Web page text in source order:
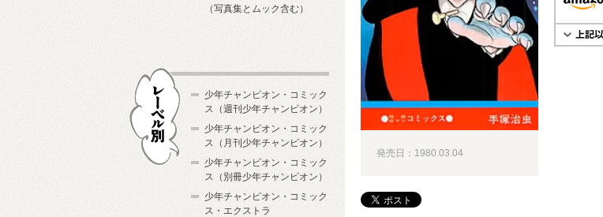
発売日：1980.03.04
（写真集とムック含む）
少年チャンピオン・コミック
ス（週刊少年チャンピオン）
少年チャンピオン・コミック
ス（月刊少年チャンピオン）
少年チャンピオン・コミック
ス（別冊少年チャンピオン）
少年チャンピオン・コミック
ス・エクストラ